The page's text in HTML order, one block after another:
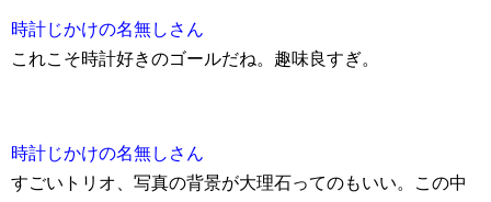
時計じかけの名無しさん
これこそ時計好きのゴールだね。趣味良すぎ。
時計じかけの名無しさん
すごいトリオ、写真の背景が大理石ってのもいい。この中